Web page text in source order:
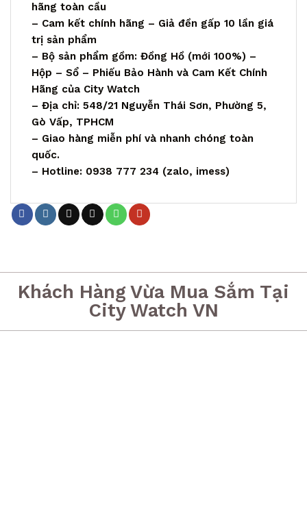
hãng toàn cầu
– Cam kết chính hãng – Giả đền gấp 10 lần giá
trị sản phẩm
– Bộ sản phẩm gồm: Đồng Hồ (mới 100%) –
Hộp – Sổ – Phiếu Bảo Hành và Cam Kết Chính
Hãng của City Watch
– Địa chỉ: 548/21 Nguyễn Thái Sơn, Phường 5,
Gò Vấp, TPHCM
– Giao hàng miễn phí và nhanh chóng toàn
quốc.
– Hotline: 0938 777 234 (zalo, imess)
Khách Hàng Vừa Mua Sắm Tại
City Watch VN